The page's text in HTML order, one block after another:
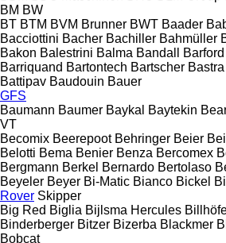
BM BW
BT BTM BVM Brunner BWT Baader
Bacciottini Bacher Bachiller Bahmüller
Bakon Balestrini Balma Bandall Barford
Barriquand Bartontech Bartscher Bastra
Battipav Baudouin Bauer
GFS
Baumann Baumer Baykal Baytekin
VT
Becomix Beerepoot Behringer Beier Beil
Belotti Bema Benier Benza Bercomex
Bergmann Berkel Bernardo Bertolaso
Beyeler Beyer Bi-Matic Bianco Bickel
Rover Skipper
Big Red Biglia Bijlsma Hercules
Binderberger Bitzer Bizerba Blackmer
Bobcat